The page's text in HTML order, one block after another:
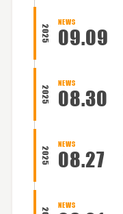
2025
NEWS
09.09
2025
NEWS
08.30
2025
NEWS
08.27
NEWS